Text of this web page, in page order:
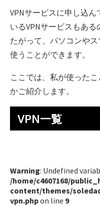
VPNサービスに申し込
いるVPNサービスもあ
たがって、パソコンや
使うことができます。
ここでは、私が使った
かご紹介します。
VPN一覧
Warning: Undefined
/home/c4607168/
content/themes/
vpn.phpon line 9